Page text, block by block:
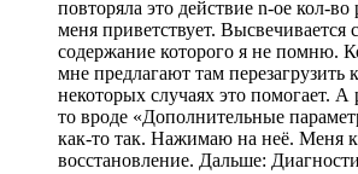
повторяла это действие n-ое кол-
меня приветствует. Высвечивается
содержание которого я не помню.
мне предлагают там перезагрузить
некоторых случаях это помогает.
то вроде «Дополнительные
как-то так. Нажимаю на неё. Меня
восстановление. Дальше: